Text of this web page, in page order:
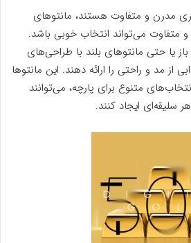
مدرن و متفاوت هستند، مانتوهای
می‌تواند انتخاب خوبی باشد.
یا حتی مانتوهای بلند با طراحی‌های
مد و راحتی را ارائه دهند. این مانتوها
متنوع برای پارچه، می‌توانند
سلیقه‌ای ایجاد کنند.